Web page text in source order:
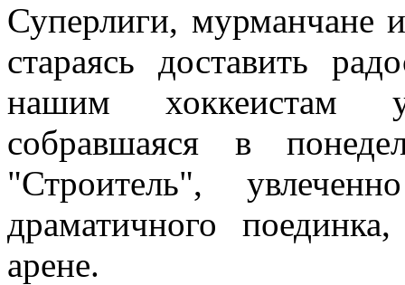
Суперлиги, мурманчане
стараясь доставить
нашим хоккеистам
собравшаяся в
"Строитель",
драматичного
арене.